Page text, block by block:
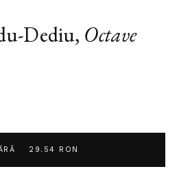
Dediu, Octave
29.54 RON